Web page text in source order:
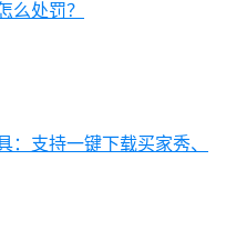
么处罚？
：支持一键下载买家秀、